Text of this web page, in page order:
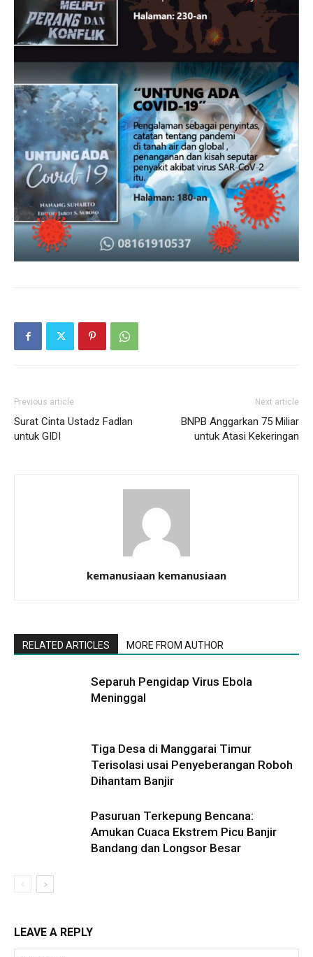
Previous article
Surat Cinta Ustadz Fadlan
untuk GIDI
Next article
BNPB Anggarkan 75 Miliar
untuk Atasi Kekeringan
kemanusiaan kemanusiaan
RELATED ARTICLES MORE FROM AUTHOR
Separuh Pengidap Virus Ebola
Meninggal
Tiga Desa di Manggarai Timur
Terisolasi usai Penyeberangan Roboh
Dihantam Banjir
Pasuruan Terkepung Bencana:
Amukan Cuaca Ekstrem Picu Banjir
Bandang dan Longsor Besar
LEAVE A REPLY